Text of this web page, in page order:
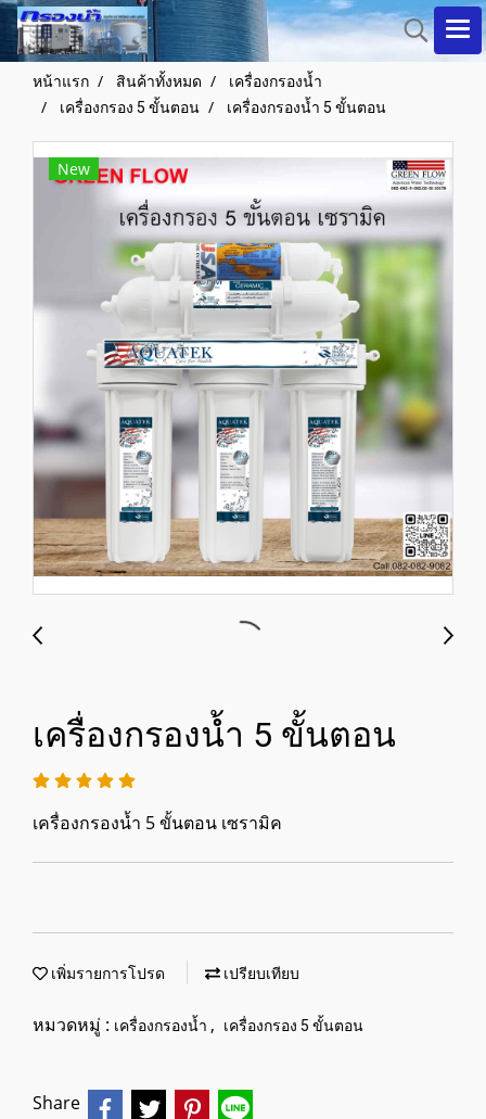
หน้าแรก สินค้าทั้งหมด
เครื่องกรองน้ำ
เครื่องกรอง 5 ขั้นตอน
เครื่องกรองน้ำ 5 ขั้นตอน
New
เครื่องกรองน้ำ 5 ขั้นตอน
เครื่องกรองน้ำ 5 ขั้นตอน เซรามิค
เพิ่มรายการโปรด เปรียบเทียบ
หมวดหมู่ : เครื่องกรองน้ำ , เครื่องกรอง 5 ขั้นตอน
Share